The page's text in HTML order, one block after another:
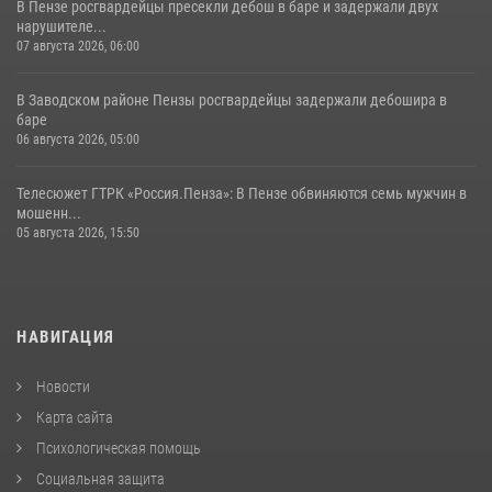
В Пензе росгвардейцы пресекли дебош в баре и задержали двух
нарушителе...
07 августа 2026, 06:00
В Заводском районе Пензы росгвардейцы задержали дебошира в
баре
06 августа 2026, 05:00
Телесюжет ГТРК «Россия.Пенза»: В Пензе обвиняются семь мужчин в
мошенн...
05 августа 2026, 15:50
НАВИГАЦИЯ
Новости
Карта сайта
Психологическая помощь
Социальная защита